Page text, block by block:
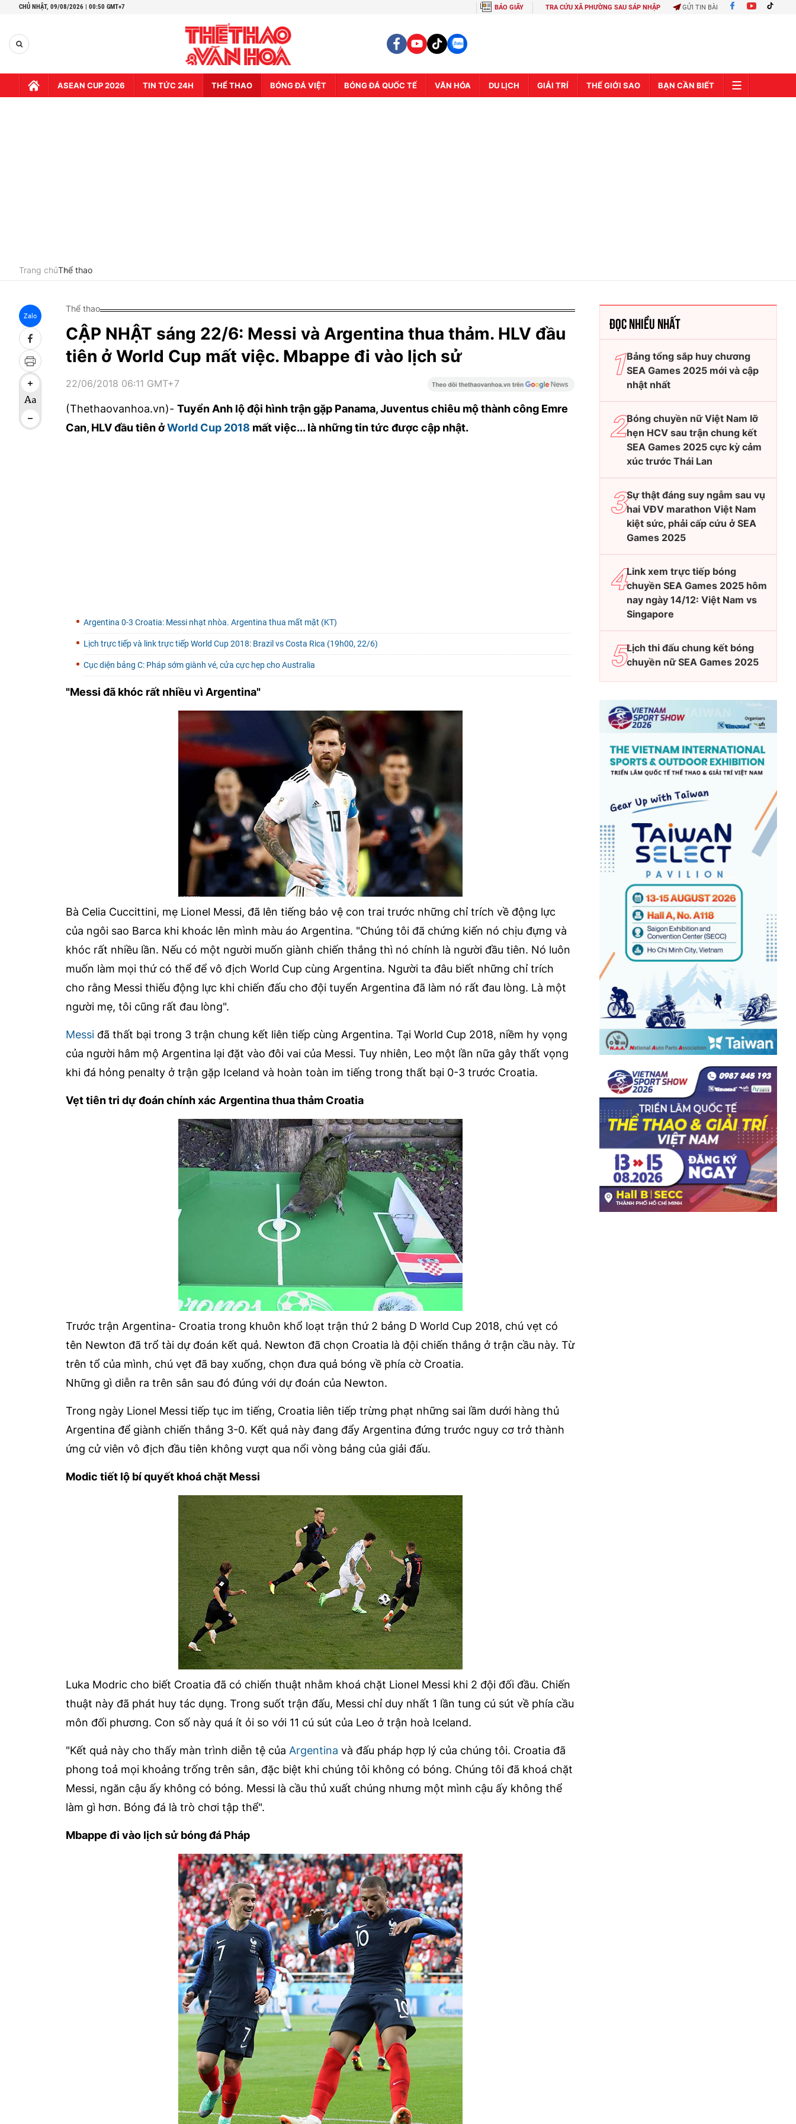
CHỦ NHẬT, 09/08/2026 | 00:50 GMT+7 BÁO GIẤY TRA CỨU XÃ PHƯỜNG SAU SÁP NHẬP GỬI TIN BÀI
ASEAN CUP 2026 TIN TỨC 24H THỂ THAO BÓNG ĐÁ VIỆT BÓNG ĐÁ QUỐC TẾ VĂN HÓA DU LỊCH GIẢI TRÍ THẾ GIỚI SAO BẠN CẦN BIẾT
Trang chủThể thao
Zalo
Thể thao
CẬP NHẬT sáng 22/6: Messi và Argentina thua thảm. HLV đầu
tiên ở World Cup mất việc. Mbappe đi vào lịch sử
22/06/2018 06:11 GMT+7
(Thethaovanhoa.vn)- Tuyển Anh lộ đội hình trận gặp Panama, Juventus chiêu mộ thành công Emre
Can, HLV đầu tiên ởWorld Cup 2018 mất việc... là những tin tức được cập nhật.
Argentina 0-3 Croatia: Messi nhạt nhòa. Argentina thua mất mặt (KT)
Lịch trực tiếp và link trực tiếp World Cup 2018: Brazil vs Costa Rica (19h00, 22/6)
Cục diện bảng C: Pháp sớm giành vé, cửa cực hẹp cho Australia
"Messi đã khóc rất nhiều vì Argentina"
Bà Celia Cuccittini, mẹ Lionel Messi, đã lên tiếng bảo vệ con trai trước những chỉ trích về động lực
của ngôi sao Barca khi khoác lên mình màu áo Argentina. "Chúng tôi đã chứng kiến nó chịu đựng và
khóc rất nhiều lần. Nếu có một người muốn giành chiến thắng thì nó chính là người đầu tiên. Nó luôn
muốn làm mọi thứ có thể để vô địch World Cup cùng Argentina. Người ta đâu biết những chỉ trích
cho rằng Messi thiếu động lực khi chiến đấu cho đội tuyển Argentina đã làm nó rất đau lòng. Là một
người mẹ, tôi cũng rất đau lòng".
Messi đã thất bại trong 3 trận chung kết liên tiếp cùng Argentina. Tại World Cup 2018, niềm hy vọng
của người hâm mộ Argentina lại đặt vào đôi vai của Messi. Tuy nhiên, Leo một lần nữa gây thất vọng
khi đá hỏng penalty ở trận gặp Iceland và hoàn toàn im tiếng trong thất bại 0-3 trước Croatia.
Vẹt tiên tri dự đoán chính xác Argentina thua thảm Croatia
Trước trận Argentina- Croatia trong khuôn khổ loạt trận thứ 2 bảng D World Cup 2018, chú vẹt có
tên Newton đã trổ tài dự đoán kết quả. Newton đã chọn Croatia là đội chiến thắng ở trận cầu này. Từ
trên tổ của mình, chú vẹt đã bay xuống, chọn đưa quả bóng về phía cờ Croatia.
Những gì diễn ra trên sân sau đó đúng với dự đoán của Newton.
Trong ngày Lionel Messi tiếp tục im tiếng, Croatia liên tiếp trừng phạt những sai lầm dưới hàng thủ
Argentina để giành chiến thắng 3-0. Kết quả này đang đẩy Argentina đứng trước nguy cơ trở thành
ứng cử viên vô địch đầu tiên không vượt qua nổi vòng bảng của giải đấu.
Modic tiết lộ bí quyết khoá chặt Messi
Luka Modric cho biết Croatia đã có chiến thuật nhằm khoá chặt Lionel Messi khi 2 đội đối đầu. Chiến
thuật này đã phát huy tác dụng. Trong suốt trận đấu, Messi chỉ duy nhất 1 lần tung cú sút về phía cầu
môn đối phương. Con số này quá ít ỏi so với 11 cú sút của Leo ở trận hoà Iceland.
"Kết quả này cho thấy màn trình diễn tệ của Argentina và đấu pháp hợp lý của chúng tôi. Croatia đã
phong toả mọi khoảng trống trên sân, đặc biệt khi chúng tôi không có bóng. Chúng tôi đã khoá chặt
Messi, ngăn cậu ấy không có bóng. Messi là cầu thủ xuất chúng nhưng một mình cậu ấy không thể
làm gì hơn. Bóng đá là trò chơi tập thể".
Mbappe đi vào lịch sử bóng đá Pháp
ĐỌC NHIỀU NHẤT
Bảng tổng sắp huy chương
SEA Games 2025 mới và cập
nhật nhất
Bóng chuyền nữ Việt Nam lỡ
hẹn HCV sau trận chung kết
SEA Games 2025 cực kỳ cảm
xúc trước Thái Lan
Sự thật đáng suy ngẫm sau vụ
hai VĐV marathon Việt Nam
kiệt sức, phải cấp cứu ở SEA
Games 2025
Link xem trực tiếp bóng
chuyền SEA Games 2025 hôm
nay ngày 14/12: Việt Nam vs
Singapore
Lịch thi đấu chung kết bóng
chuyền nữ SEA Games 2025